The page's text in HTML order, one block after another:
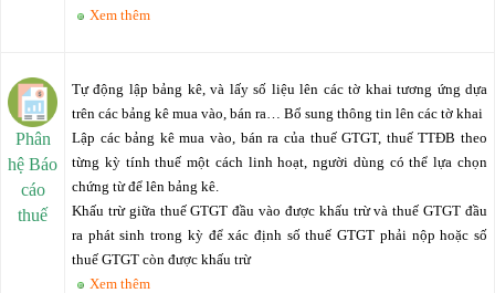
Xem thêm
Phân
hệ Báo
cáo
thuế
Tự động lập bảng kê, và lấy số liệu lên các tờ khai tương ứng dựa
trên các bảng kê mua vào, bán ra… Bổ sung thông tin lên các tờ khai
Lập các bảng kê mua vào, bán ra của thuế GTGT, thuế TTĐB theo
từng kỳ tính thuế một cách linh hoạt, người dùng có thể lựa chọn
chứng từ để lên bảng kê.
Khấu trừ giữa thuế GTGT đầu vào được khấu trừ và thuế GTGT đầu
ra phát sinh trong kỳ để xác định số thuế GTGT phải nộp hoặc số
thuế GTGT còn được khấu trừ
Xem thêm